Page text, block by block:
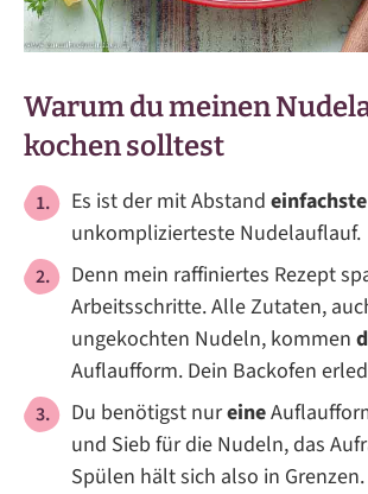
Warum du meinen
kochen solltest
Es ist der mit Abstand einfachste
unkomplizierteste Nudelauflauf.
Denn mein raffiniertes Rezept
Arbeitsschritte. Alle Zutaten,
ungekochten Nudeln, kommen
Auflaufform. Dein Backofen
Du benötigst nureine
und Sieb für die Nudeln, das
Spülen hält sich also in Grenzen.